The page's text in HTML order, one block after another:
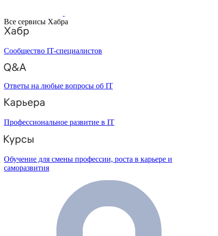
Все сервисы Хабра
Сообщество IT-специалистов
Ответы на любые вопросы об IT
Профессиональное развитие в IT
Обучение для смены профессии, роста в карьере и
саморазвития